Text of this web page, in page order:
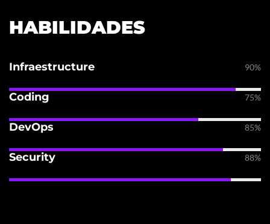
HABILIDADES
Infraestructure 90%
Coding 75%
DevOps 85%
Security 88%